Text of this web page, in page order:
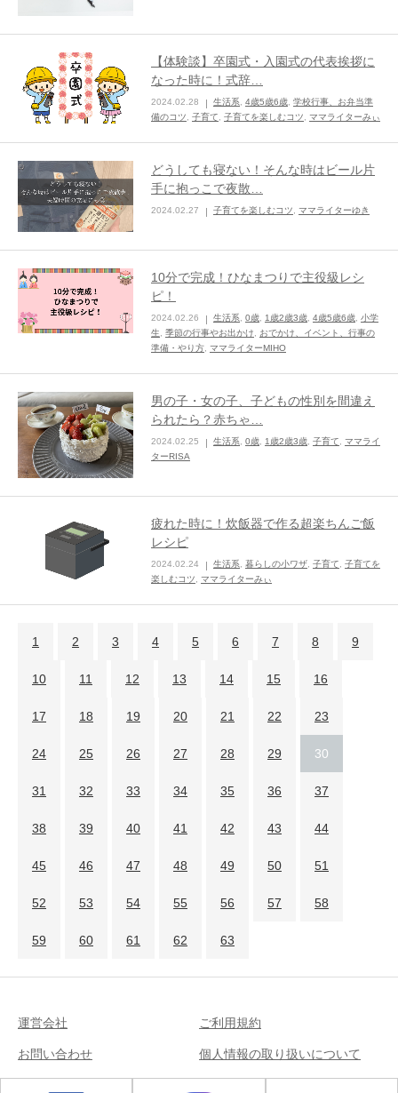
【体験談】卒園式・入園式の代表挨拶に
なった時に！式辞…
2024.02.28 生活系 4歳5歳6歳 学校行事、お弁当準
備のコツ
子育て 子育てを楽しむコツ ママライターみぃ
どうしても寝ない！そんな時はビール片
手に抱っこで夜散…
2024.02.27 子育てを楽しむコツ ママライターゆき
10分で完成！ひなまつりで主役級レシ
ピ！
2024.02.26 生活系 0歳 1歳2歳3歳 4歳5歳6歳 小学
生
季節の行事やお出かけ
おでかけ、イベント、行事の
準備・やり方 ママライターMIHO
男の子・女の子、子どもの性別を間違え
られたら？赤ちゃ…
2024.02.25 生活系 0歳 1歳2歳3歳 子育て
ママライ
ターRISA
疲れた時に！炊飯器で作る超楽ちんご飯
レシピ
2024.02.24 生活系, 暮らしの小ワザ, 子育て, 子育てを
楽しむコツ, ママライターみぃ
1 2 3 4 5 6 7 8 9
10 11 12 13 14 15 16
17 18 19 20 21 22 23
24 25 26 27 28 29 30
31 32 33 34 35 36 37
38 39 40 41 42 43 44
45 46 47 48 49 50 51
52 53 54 55 56 57 58
59 60 61 62 63
運営会社 ご利用規約
お問い合わせ 個人情報の取り扱いについて